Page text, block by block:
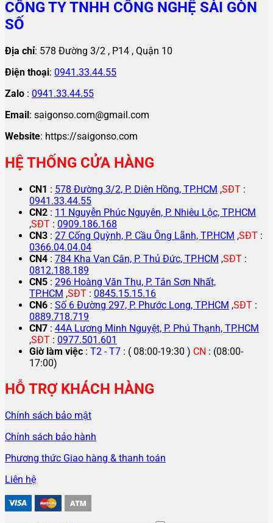
CÔNG TY TNHH CÔNG NGHỆ SÀI GÒN
SỐ
Địa chỉ: 578 Đường 3/2 , P14 , Quận 10
Điện thoại: 0941.33.44.55
Zalo : 0941.33.44.55
Email: saigonso.com@gmail.com
Website: https://saigonso.com
HỆ THỐNG CỬA HÀNG
CN1 : 578 Đường 3/2, P. Diên Hồng, TP.HCM ,SĐT :
0941.33.44.55
CN2 : 11 Nguyễn Phúc Nguyên, P. Nhiêu Lộc, TP.HCM
,SĐT : 0909.186.168
CN3 : 27 Cống Quỳnh, P. Cầu Ông Lãnh, TP.HCM ,SĐT :
0366.04.04.04
CN4 : 784 Kha Vạn Cân, P. Thủ Đức, TP.HCM ,SĐT :
0812.188.189
CN5 : 296 Hoàng Văn Thụ, P. Tân Sơn Nhất,
TP.HCM ,SĐT : 0845.15.15.16
CN6 : Số 6 Đường 297, P. Phước Long, TP.HCM ,SĐT :
0889.718.719
CN7 : 44A Lương Minh Nguyệt, P. Phú Thạnh, TP.HCM
,SĐT : 0977.501.601
Giờ làm việc : T2 - T7 : ( 08:00-19:30 ) CN : (08:00-
17:00)
HỖ TRỢ KHÁCH HÀNG
Chính sách bảo mật
Chính sách bảo hành
Phương thức Giao hàng & thanh toán
Liên hệ